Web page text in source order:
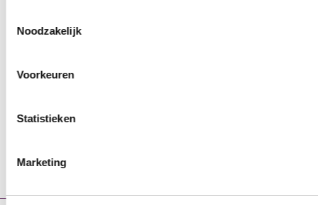
Noodzakelijk
Voorkeuren
Statistieken
Marketing